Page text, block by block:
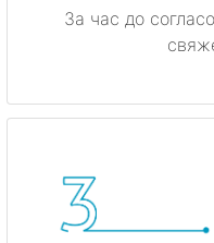
За час до